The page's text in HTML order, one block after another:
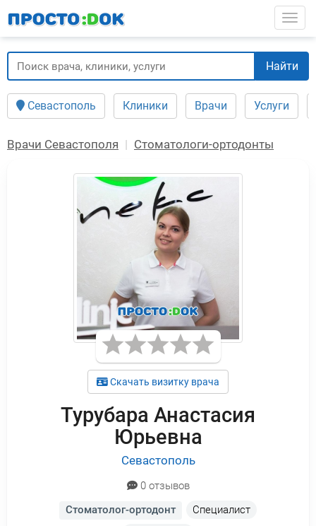
содержанию
Найти
Севастополь Клиники Врачи Услуги
Врачи Севастополя Стоматологи-ортодонты
Скачать визитку врача
Турубара Анастасия
Юрьевна
Севастополь
0 отзывов
Стоматолог-ортодонт
Специалист